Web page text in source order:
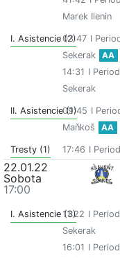
Marek Ilenin
I. Asistencie (2)03:47 I
Sekerak
AA
14:31 I
Sekerak
II. Asistencie (1)
09:45 I
Maňkoš
AA
Tresty (1) 17:46 I
22.01.22
Sobota
17:00
I. Asistencie (3)
11:22 I
Sekerak
16:01 I